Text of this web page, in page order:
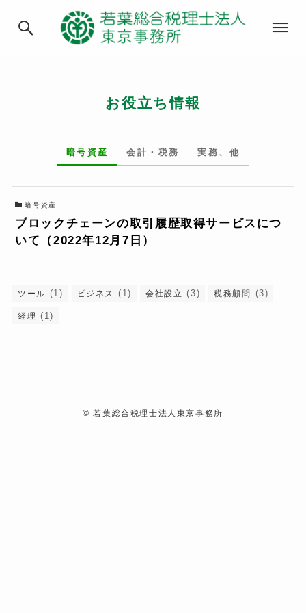
お役立ち情報
暗号資産 会計・税務 実務、他
暗号資産
ブロックチェーンの取引履歴取得サービスにつ
いて（2022年12月7日）
ツール (1) ビジネス (1) 会社設立 (3) 税務顧問 (3)
経理 (1)
© 若葉総合税理士法人東京事務所